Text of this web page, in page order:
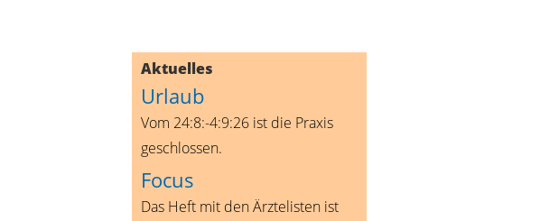
Aktuelles
Urlaub
Vom 24:8:-4:9:26 ist die Praxis
geschlossen.
Focus
Das Heft mit den Ärztelisten ist